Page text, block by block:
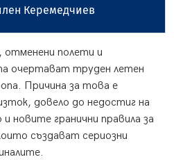
Керемедчиев
отменени полети и
очертават труден летен
Причина за това е
довело до недостиг на
новите гранични правила за
създават сериозни